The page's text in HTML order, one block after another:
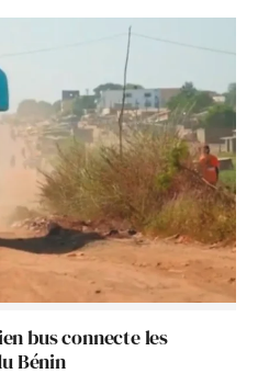
bus connecte les
Bénin